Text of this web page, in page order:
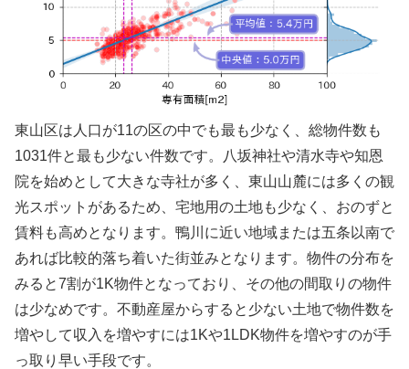
東山区は人口が11の区の中でも最も少なく、総物件数も
1031件と最も少ない件数です。八坂神社や清水寺や知恩
院を始めとして大きな寺社が多く、東山山麓には多くの観
光スポットがあるため、宅地用の土地も少なく、おのずと
賃料も高めとなります。鴨川に近い地域または五条以南で
あれば比較的落ち着いた街並みとなります。物件の分布を
みると7割が1K物件となっており、その他の間取りの物件
は少なめです。不動産屋からすると少ない土地で物件数を
増やして収入を増やすには1Kや1LDK物件を増やすのが手
っ取り早い手段です。